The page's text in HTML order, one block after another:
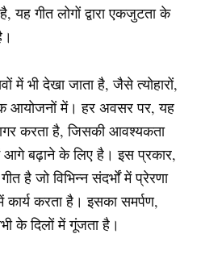
यह गीत लोगों द्वारा एकजुटता के
में भी देखा जाता है, जैसे त्योहारों,
आयोजनों में। हर अवसर पर, यह
करता है, जिसकी आवश्यकता
आगे बढ़ाने के लिए है। इस प्रकार,
है जो विभिन्न संदर्भों में प्रेरणा
करता है। इसका समर्पण,
के दिलों में गूंजता है।